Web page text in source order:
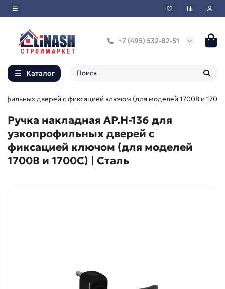
+7 (495) 532-82-51
Каталог
дверей с фиксацией ключом (для моделей 1700В и
Ручка накладная AP.H-136 для
узкопрофильных дверей с
фиксацией ключом (для моделей
1700В и 1700С) | Сталь